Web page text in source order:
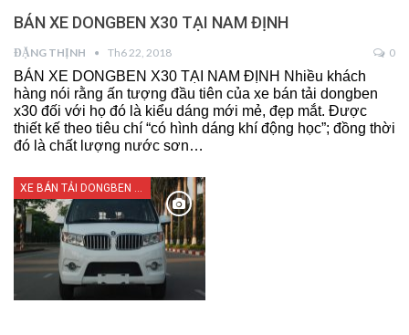
BÁN XE DONGBEN X30 TẠI NAM ĐỊNH
ĐẶNG THỊNH Th6 22, 2018 0
BÁN XE DONGBEN X30 TẠI NAM ĐỊNH Nhiều khách
hàng nói rằng ấn tượng đầu tiên của xe bán tải dongben
x30 đối với họ đó là kiểu dáng mới mẻ, đẹp mắt. Được
thiết kế theo tiêu chí “có hình dáng khí động học”; đồng thời
đó là chất lượng nước sơn…
XE BÁN TẢI DONGBEN X30